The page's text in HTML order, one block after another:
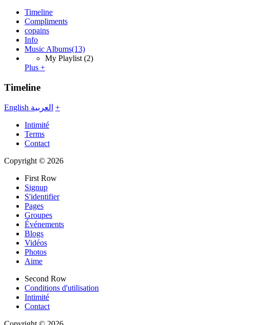
Timeline
Compliments
copains
Info
Music Albums(13)
My Playlist (2)
Plus +
Timeline
English العربية +
Intimité
Terms
Contact
Copyright © 2026
First Row
Signup
S'identifier
Pages
Groupes
Événements
Blogs
Vidéos
Photos
Aime
Second Row
Conditions d'utilisation
Intimité
Contact